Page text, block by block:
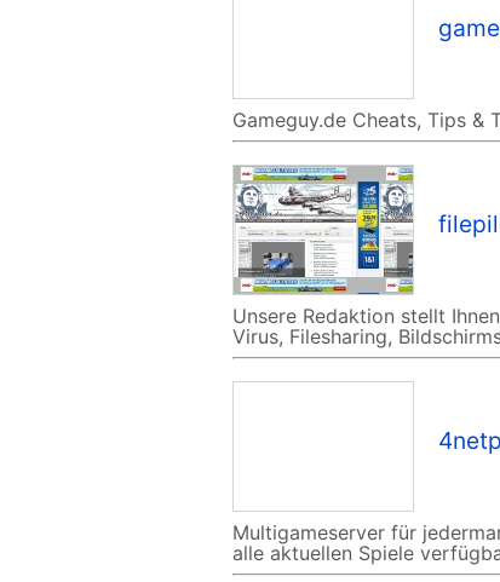
Gameguy.de Cheats, Tips &
Unsere Redaktion stellt
Virus, Filesharing,
Multigameserver für
alle aktuellen Spiele